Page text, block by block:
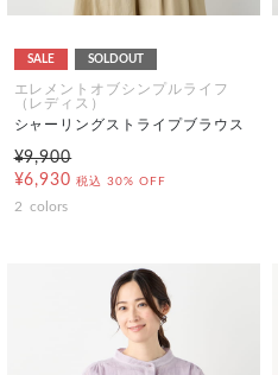
SALE SOLDOUT
エレメントオブシンプルライフ
（レディス）
シャーリングストライプブラウス
¥9,900
¥6,930 税込 30% OFF
2 colors